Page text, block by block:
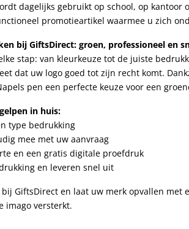
dagelijks gebruikt op school, op kantoor
promotieartikel waarmee u zich
bij GiftsDirect: groen, professioneel en
stap: van kleurkeuze tot de juiste
dat uw logo goed tot zijn recht komt.
pen een perfecte keuze voor een
in huis:
type bedrukking
mee met uw aanvraag
en een gratis digitale proefdruk
en leveren snel uit
GiftsDirect en laat uw merk opvallen met
imago versterkt.